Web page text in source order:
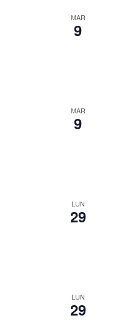
MAR
9
MAR
9
LUN
29
LUN
29